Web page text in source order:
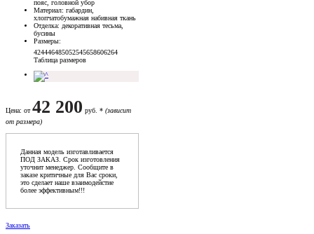
пояс, головной убор
Материал: габардин,
хлопчатобумажная набивная ткань
Отделка: декоративная тесьма,
бусины
Размеры:
424446485052545658606264
Таблица размеров
Цена: от42 200 руб. * (зависит
от размера)
Данная модель изготавливается
ПОД ЗАКАЗ. Срок изготовления
уточнит менеджер. Сообщите в
заказе критичные для Вас сроки,
это сделает наше взаимодейстие
более эффективным!!!
Заказать